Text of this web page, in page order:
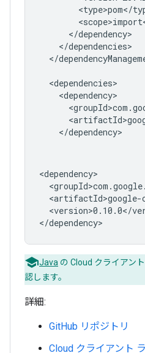
</
<version>0.10.0</
Java の Cloud クライアン
認します。
詳細:
GitHub リポジトリ
Cloud クライアント